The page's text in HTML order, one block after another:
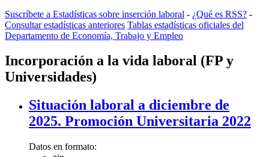
Suscríbete a Estadísticas sobre inserción laboral - ¿Qué es RSS? -
Consultar estadísticas anteriores Tablas estadísticas oficiales del
Departamento de Economía, Trabajo y Empleo
Incorporación a la vida laboral (FP y
Universidades)
Situación laboral a diciembre de
2025. Promoción Universitaria 2022
Datos en formato: